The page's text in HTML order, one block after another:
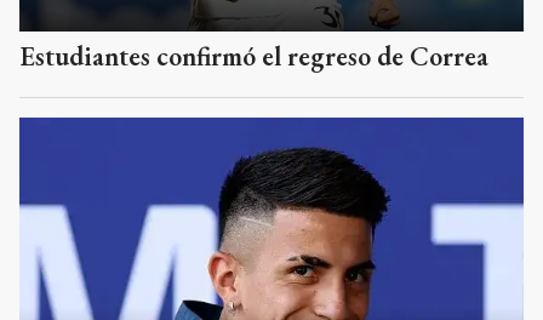
Estudiantes confirmó el regreso de Correa